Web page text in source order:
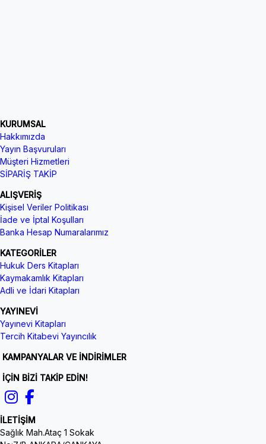
KURUMSAL
Hakkımızda
Yayın Başvuruları
Müşteri Hizmetleri
SİPARİŞ TAKİP
ALIŞVERİŞ
Kişisel Veriler Politikası
İade ve İptal Koşulları
Banka Hesap Numaralarımız
KATEGORİLER
Hukuk Ders Kitapları
Kaymakamlık Kitapları
Adli ve İdari Kitapları
YAYINEVİ
Yayınevi Kitapları
Tercih Kitabevi Yayıncılık
KAMPANYALAR VE İNDİRİMLER
İÇİN BİZİ TAKİP EDİN!
İLETİŞİM
Sağlık Mah.Ataç 1 Sokak